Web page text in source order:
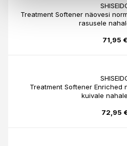
Treatment Softener näovesi
rasusele
71,95 €
Treatment Softener Enriched
kuivale
72,95